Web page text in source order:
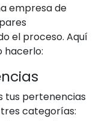
empresa de
el proceso. Aquí
hacerlo:
tus pertenencias
categorías: